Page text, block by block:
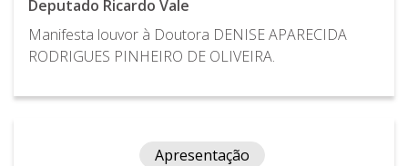
Deputado Ricardo Vale
Manifesta louvor à Doutora DENISE APARECIDA
RODRIGUES PINHEIRO DE OLIVEIRA.
Apresentação